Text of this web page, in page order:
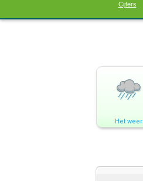
Cijfers
Het weer